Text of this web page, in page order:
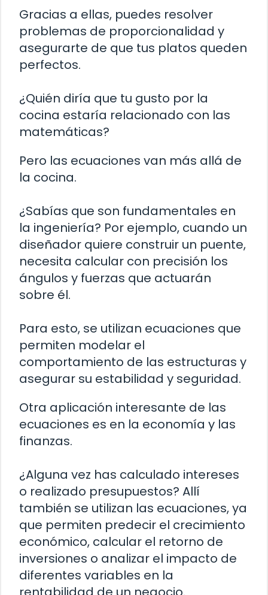
Gracias a ellas, puedes resolver
problemas de proporcionalidad y
asegurarte de que tus platos queden
perfectos.
¿Quién diría que tu gusto por la
cocina estaría relacionado con las
matemáticas?
Pero las ecuaciones van más allá de
la cocina.
¿Sabías que son fundamentales en
la ingeniería? Por ejemplo, cuando un
diseñador quiere construir un puente,
necesita calcular con precisión los
ángulos y fuerzas que actuarán
sobre él.
Para esto, se utilizan ecuaciones que
permiten modelar el
comportamiento de las estructuras y
asegurar su estabilidad y seguridad.
Otra aplicación interesante de las
ecuaciones es en la economía y las
finanzas.
¿Alguna vez has calculado intereses
o realizado presupuestos? Allí
también se utilizan las ecuaciones, ya
que permiten predecir el crecimiento
económico, calcular el retorno de
inversiones o analizar el impacto de
diferentes variables en la